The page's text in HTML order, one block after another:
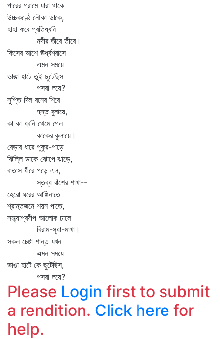
পারের গ্রামে যারা থাকে
উচ্চকণ্ঠে নৌকা ডাকে,
হাহা করে প্রতিধ্বনি
নদীর তীরে তীরে।
কিসের আশে ঊর্ধ্বশ্বাসে
এমন সময়ে
ভাঙা হাটে তুই ছুটেছিস
পসরা লয়ে?
সুপ্তি দিল বনের শিরে
হস্ত বুলায়ে,
কা কা ধ্বনি থেমে গেল
কাকের কুলায়ে।
বেড়ার ধারে পুকুর-পাড়ে
ঝিল্লি ডাকে ঝোপে ঝাড়ে,
বাতাস ধীরে পড়ে এল,
স্তব্ধ বাঁশের শাখা--
হেরো ঘরের আঙিনাতে
শ্রান্তজনে শয়ন পাতে,
সন্ধ্যাপ্রদীপ আলোক ঢালে
বিরাম-সুধা-মাখা।
সকল চেষ্টা শান্ত যখন
এমন সময়ে
ভাঙা হাটে কে ছুটেছিস,
পসরা লয়ে?
Please Login first to submit
a rendition. Click here for
help.